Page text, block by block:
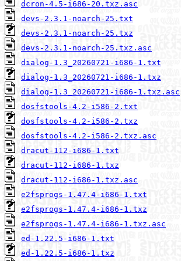
dcron-4.5-i686-20.txz.asc
devs-2.3.1-noarch-25.txt
devs-2.3.1-noarch-25.txz
devs-2.3.1-noarch-25.txz.asc
dialog-1.3_20260721-i686-1.txt
dialog-1.3_20260721-i686-1.txz
dialog-1.3_20260721-i686-1.txz.asc
dosfstools-4.2-i586-2.txt
dosfstools-4.2-i586-2.txz
dosfstools-4.2-i586-2.txz.asc
dracut-112-i686-1.txt
dracut-112-i686-1.txz
dracut-112-i686-1.txz.asc
e2fsprogs-1.47.4-i686-1.txt
e2fsprogs-1.47.4-i686-1.txz
e2fsprogs-1.47.4-i686-1.txz.asc
ed-1.22.5-i686-1.txt
ed-1.22.5-i686-1.txz